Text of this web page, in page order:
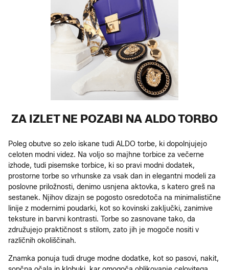
ZA IZLET NE POZABI NA ALDO TORBO
Poleg obutve so zelo iskane tudi ALDO torbe, ki dopolnjujejo
celoten modni videz. Na voljo so majhne torbice za večerne
izhode, tudi pisemske torbice, ki so pravi modni dodatek,
prostorne torbe so vrhunske za vsak dan in elegantni modeli za
poslovne priložnosti, denimo usnjena aktovka, s katero greš na
sestanek. Njihov dizajn se pogosto osredotoča na minimalistične
linije z modernimi poudarki, kot so kovinski zaključki, zanimive
teksture in barvni kontrasti. Torbe so zasnovane tako, da
združujejo praktičnost s stilom, zato jih je mogoče nositi v
različnih okoliščinah.
Znamka ponuja tudi druge modne dodatke, kot so pasovi, nakit,